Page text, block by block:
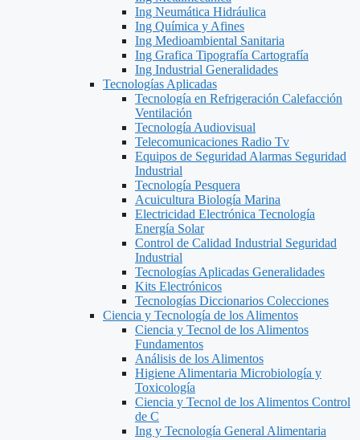
Ing Neumática Hidráulica
Ing Química y Afines
Ing Medioambiental Sanitaria
Ing Grafica Tipografía Cartografía
Ing Industrial Generalidades
Tecnologías Aplicadas
Tecnología en Refrigeración Calefacción
Ventilación
Tecnología Audiovisual
Telecomunicaciones Radio Tv
Equipos de Seguridad Alarmas Seguridad
Industrial
Tecnología Pesquera
Acuicultura Biología Marina
Electricidad Electrónica Tecnología
Energía Solar
Control de Calidad Industrial Seguridad
Industrial
Tecnologías Aplicadas Generalidades
Kits Electrónicos
Tecnologías Diccionarios Colecciones
Ciencia y Tecnología de los Alimentos
Ciencia y Tecnol de los Alimentos
Fundamentos
Análisis de los Alimentos
Higiene Alimentaria Microbiología y
Toxicología
Ciencia y Tecnol de los Alimentos Control
de C
Ing y Tecnología General Alimentaria